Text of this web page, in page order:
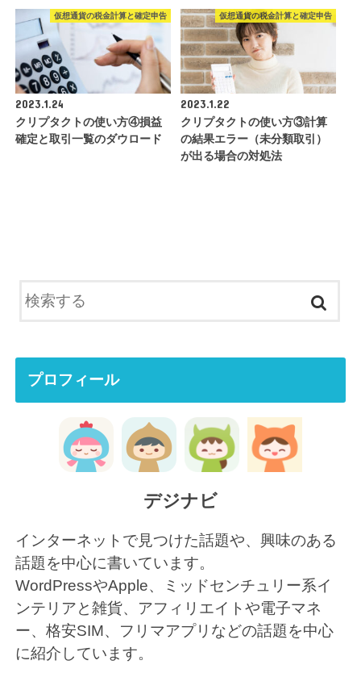
仮想通貨の税金計算と確定申告
2023.1.24
クリプタクトの使い方④損益
確定と取引一覧のダウロード
仮想通貨の税金計算と確定申告
2023.1.22
クリプタクトの使い方③計算
の結果エラー（未分類取引）
が出る場合の対処法
プロフィール
デジナビ
インターネットで見つけた話題や、興味のある
話題を中心に書いています。
WordPressやApple、ミッドセンチュリー系イ
ンテリアと雑貨、アフィリエイトや電子マネ
ー、格安SIM、フリマアプリなどの話題を中心
に紹介しています。